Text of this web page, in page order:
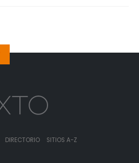
DIRECTORIO SITIOS A-Z